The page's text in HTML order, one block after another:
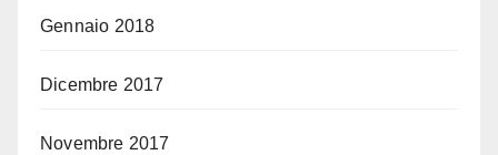
Gennaio 2018
Dicembre 2017
Novembre 2017